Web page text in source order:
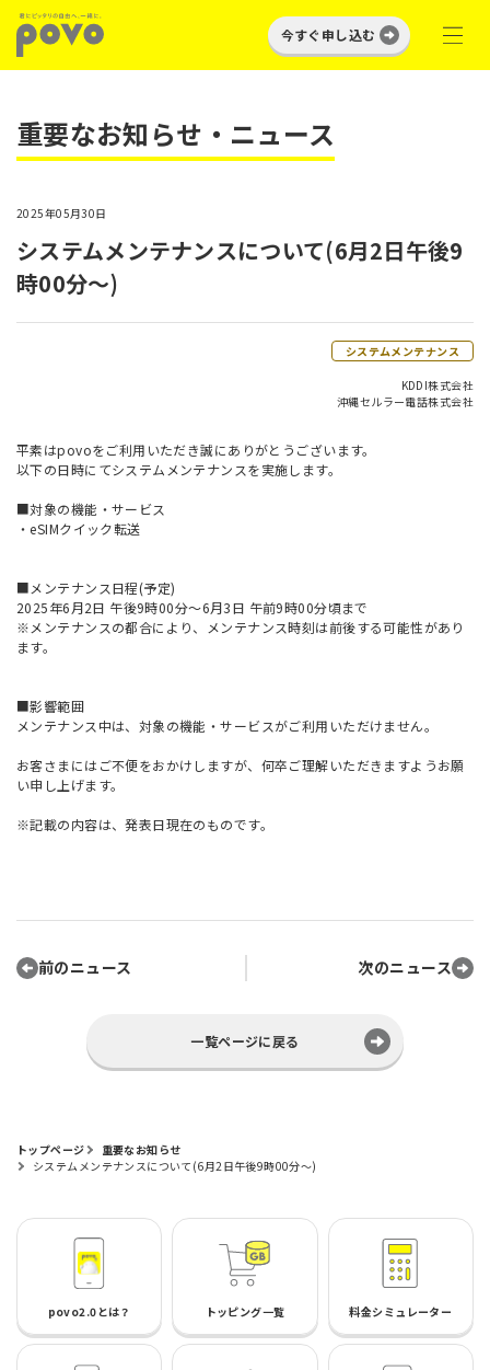
今すぐ申し込む
重要なお知らせ・ニュース
2025年05月30日
システムメンテナンスについて(6月2日午後9
時00分～)
システムメンテナンス
KDDI株式会社
沖縄セルラー電話株式会社
平素はpovoをご利用いただき誠にありがとうございます。
以下の日時にてシステムメンテナンスを実施します。
■対象の機能・サービス
・eSIMクイック転送
■メンテナンス日程(予定)
2025年6月2日 午後9時00分～6月3日 午前9時00分頃まで
※メンテナンスの都合により、メンテナンス時刻は前後する可能性があり
ます。
■影響範囲
メンテナンス中は、対象の機能・サービスがご利用いただけません。
お客さまにはご不便をおかけしますが、何卒ご理解いただきますようお願
い申し上げます。
※記載の内容は、発表日現在のものです。
前のニュース 次のニュース
一覧ページに戻る
トップページ
重要なお知らせ
システムメンテナンスについて(6月2日午後9時00分～)
povo2.0とは？ トッピング一覧 料金シミュレーター